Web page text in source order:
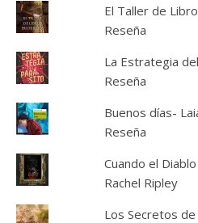
El Taller de
Reseña
La Estrategia
Reseña
Buenos días-
Reseña
Cuando el
Rachel Ripley
Los Secretos